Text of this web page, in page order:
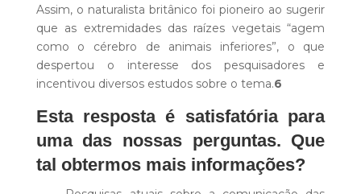
Assim, o naturalista britânico foi pioneiro ao sugerir
que as extremidades das raízes vegetais “agem
como o cérebro de animais inferiores”, o que
despertou o interesse dos pesquisadores e
incentivou diversos estudos sobre o tema.6
Esta resposta é satisfatória para
uma das nossas perguntas. Que
tal obtermos mais informações?